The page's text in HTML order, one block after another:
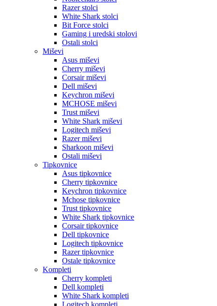
Razer stolci
White Shark stolci
Bit Force stolci
Gaming i uredski stolovi
Ostali stolci
Miševi
Asus miševi
Cherry miševi
Corsair miševi
Dell miševi
Keychron miševi
MCHOSE miševi
Trust miševi
White Shark miševi
Logitech miševi
Razer miševi
Sharkoon miševi
Ostali miševi
Tipkovnice
Asus tipkovnice
Cherry tipkovnice
Keychron tipkovnice
Mchose tipkovnice
Trust tipkovnice
White Shark tipkovnice
Corsair tipkovnice
Dell tipkovnice
Logitech tipkovnice
Razer tipkovnice
Ostale tipkovnice
Kompleti
Cherry kompleti
Dell kompleti
White Shark kompleti
Logitech kompleti